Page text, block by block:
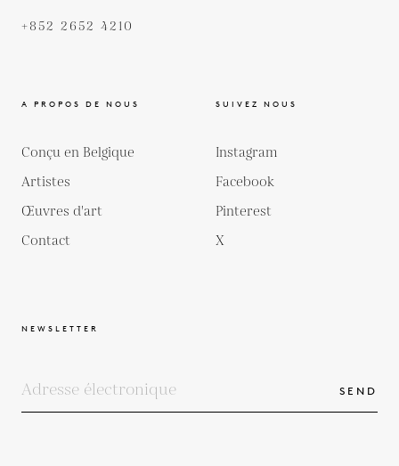
+852 2652 4210
A PROPOS DE NOUS
Conçu en Belgique
Artistes
Œuvres d'art
Contact
SUIVEZ NOUS
Instagram
Facebook
Pinterest
X
NEWSLETTER
SEND